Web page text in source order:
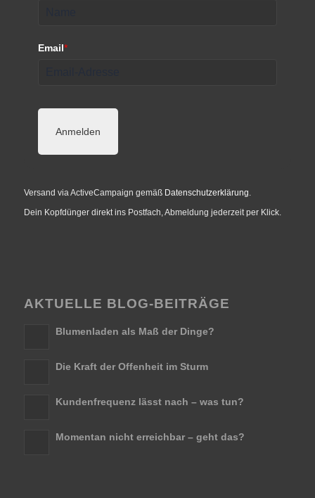
Email*
Anmelden
Versand via ActiveCampaign gemäß Datenschutzerklärung.
Dein Kopfdünger direkt ins Postfach, Abmeldung jederzeit per Klick.
AKTUELLE BLOG-BEITRÄGE
Blumenladen als Maß der Dinge?
Die Kraft der Offenheit im Sturm
Kundenfrequenz lässt nach – was tun?
Momentan nicht erreichbar – geht das?